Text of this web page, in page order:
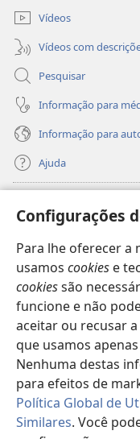
Configurações
Para lhe oferecer a
usamos cookies e
cookiessão
funcione e não
aceitar ou recusar
que usamos
Nenhuma destas
para efeitos de
Política Global de
Similares. Você
janela)Vídeos
Vídeos com
Pesquisar
Informação para
Informação para
Ajuda
(abre
uma
nova
janela)
BibliotecaOnline da
(abre
uma
nova
janela)
JW Hub
(abre
uma
nova JW Library
Watchtower Library